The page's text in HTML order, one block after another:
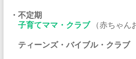
・不定期
子育てママ・クラブ（赤ちゃん
ティーンズ・バイブル・クラブ